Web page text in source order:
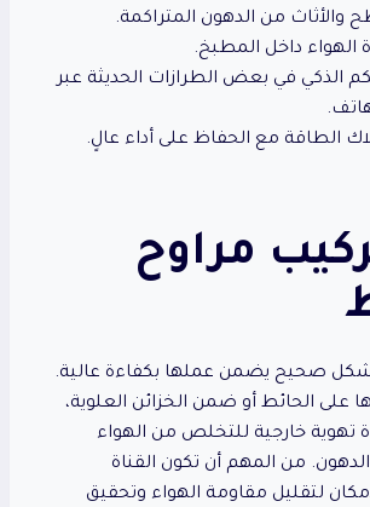
والأثاث من الدهون المتراكمة.
داخل المطبخ.
الذكي في بعض الطرازات الحديثة عبر
الطاقة مع الحفاظ على أداء عالٍ.
مراوح
صحيح يضمن عملها بكفاءة عالية.
على الحائط أو ضمن الخزائن العلوية،
تهوية خارجية للتخلص من الهواء
من المهم أن تكون القناة
لتقليل مقاومة الهواء وتحقيق